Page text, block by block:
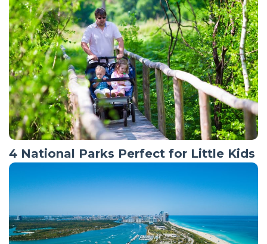
4 National Parks Perfect for Little Kids